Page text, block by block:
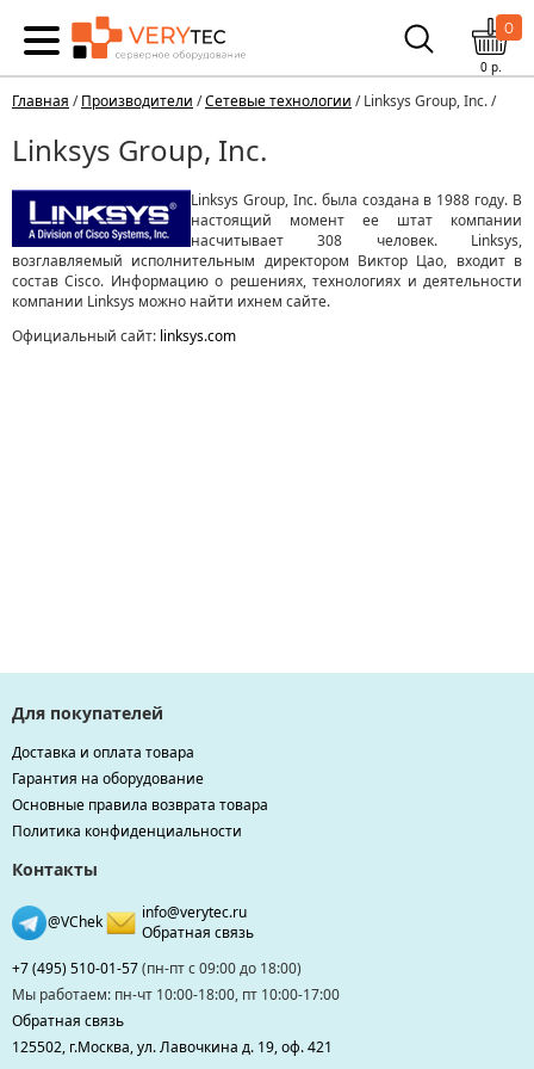
0
0р.
Главная /Производители /Сетевые технологии / Linksys Group, Inc. /
Linksys Group, Inc.
Linksys Group, Inc. была создана в 1988 году. В
настоящий момент ее штат компании
насчитывает 308 человек. Linksys,
возглавляемый исполнительным директором Виктор Цао, входит в
состав Cisco. Информацию о решениях, технологиях и деятельности
компании Linksys можно найти ихнем сайте.
Официальный сайт: linksys.com
Для покупателей
Доставка и оплата товара
Гарантия на оборудование
Основные правила возврата товара
Политика конфиденциальности
Контакты
@VChek
info@verytec.ru
Обратная связь
+7 (495) 510-01-57(пн-пт с 09:00 до 18:00)
Мы работаем: пн-чт 10:00-18:00, пт 10:00-17:00
Обратная связь
125502, г.Москва, ул. Лавочкина д. 19, оф. 421